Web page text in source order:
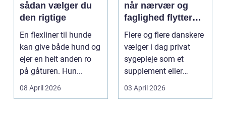
sådan vælger du
den rigtige
En flexliner til hunde
kan give både hund og
ejer en helt anden ro
på gåturen. Hun...
08 April 2026
når nærvær og
faglighed flytter
hjem i stuen
Flere og flere danskere
vælger i dag privat
sygepleje som et
supplement eller
alternativ til det off...
03 April 2026